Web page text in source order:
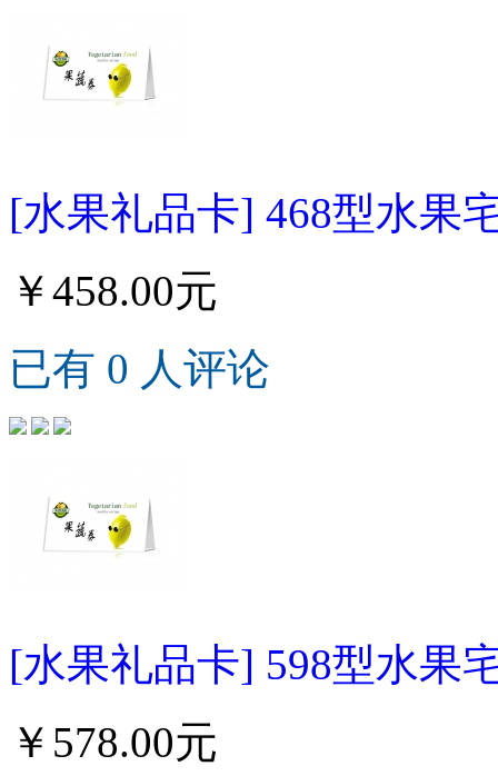
[水果礼品卡] 468型水果
￥458.00元
已有 0 人评论
[水果礼品卡] 598型水果
￥578.00元